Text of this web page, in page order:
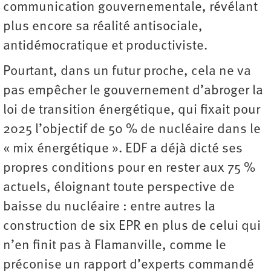
communication gouvernementale, révélant
plus encore sa réalité antisociale,
antidémocratique et productiviste.
Pourtant, dans un futur proche, cela ne va
pas empêcher le gouvernement d’abroger la
loi de transition énergétique, qui fixait pour
2025 l’objectif de 50 % de nucléaire dans le
« mix énergétique ». EDF a déjà dicté ses
propres conditions pour en rester aux 75 %
actuels, éloignant toute perspective de
baisse du nucléaire : entre autres la
construction de six EPR en plus de celui qui
n’en finit pas à Flamanville, comme le
préconise un rapport d’experts commandé